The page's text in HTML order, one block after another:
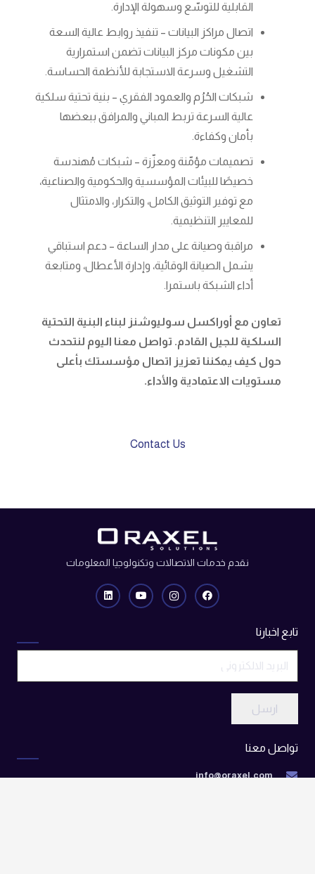
القابلية للتوسّع وسهولة الإدارة.
اتصال مراكز البيانات – تنفيذ روابط عالية السعة
بين مكونات مركز البيانات تضمن استمرارية
التشغيل وسرعة الاستجابة للأنظمة الحساسة.
شبكات الحُرُم والعمود الفقري – بنية تحتية سلكية
عالية السرعة تربط المباني والمرافق ببعضها
بأمان وكفاءة.
تصميمات مؤمّنة ومعزّزة – شبكات مُهندسة
خصيصًا للبيئات المؤسسية والحكومية والصناعية،
مع توفير التوثيق الكامل، والتكرار، والامتثال
للمعايير التنظيمية.
مراقبة وصيانة على مدار الساعة – دعم استباقي
يشمل الصيانة الوقائية، وإدارة الأعطال، ومتابعة
أداء الشبكة باستمرا.
تعاون مع أوراكسل سوليوشنز لبناء البنية التحتية
السلكية للجيل القادم. تواصل معنا اليوم لنتحدث
حول كيف يمكننا تعزيز اتصال مؤسستك بأعلى
مستويات الاعتمادية والأداء.
Contact Us
نقدم خدمات الاتصالات وتكنولوجيا المعلومات
تابع اخبارنا
ارسل
تواصل معنا
info@oraxel.com